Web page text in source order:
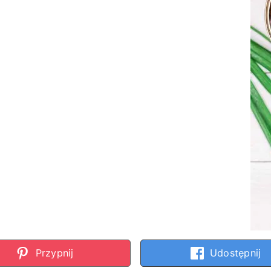
Przypnij Udostępnij